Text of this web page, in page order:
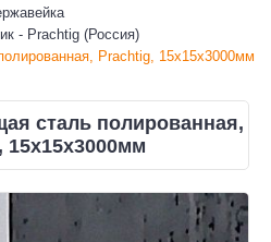
- Prachtig (Россия)
Prachtig, 15х15х3000мм
сталь полированная,
15х15х3000мм